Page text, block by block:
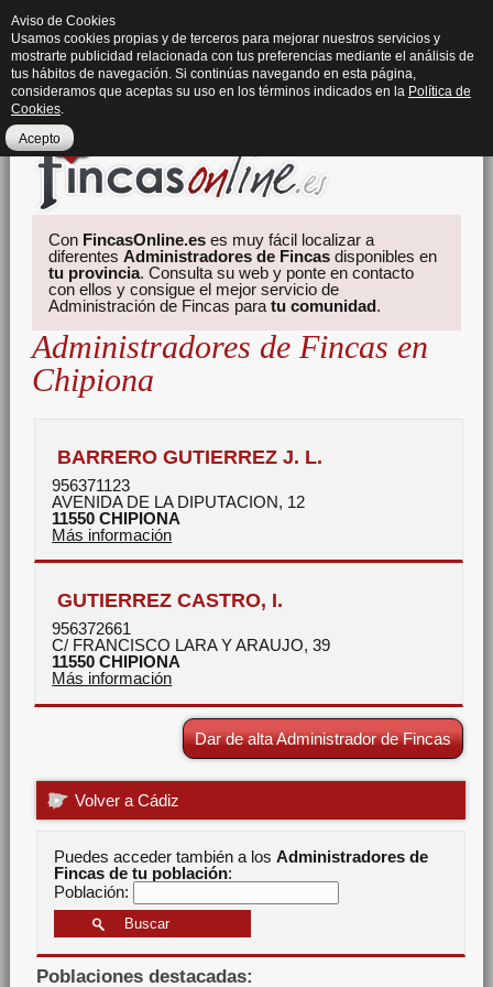
Con FincasOnline.es es muy fácil localizar a
diferentesAdministradores de Fincas disponibles en
tu provincia. Consulta su web y ponte en contacto
con ellos y consigue el mejor servicio de
Administración de Fincas paratu comunidad.
Administradores de Fincas en
Chipiona
BARRERO GUTIERREZ J. L.
956371123
AVENIDA DE LA DIPUTACION, 12
11550 CHIPIONA
Más información
GUTIERREZ CASTRO, I.
956372661
C/ FRANCISCO LARA Y ARAUJO, 39
11550 CHIPIONA
Más información
Dar de alta Administrador de Fincas
Volver a Cádiz
Puedes acceder también a losAdministradores de
Fincas de tu población:
Población:
Poblaciones destacadas:
Aviso de Cookies
Usamos cookies propias y de terceros para mejorar nuestros servicios y
mostrarte publicidad relacionada con tus preferencias mediante el análisis de
tus hábitos de navegación. Si continúas navegando en esta página,
consideramos que aceptas su uso en los términos indicados en la Política de
Cookies.
Acepto